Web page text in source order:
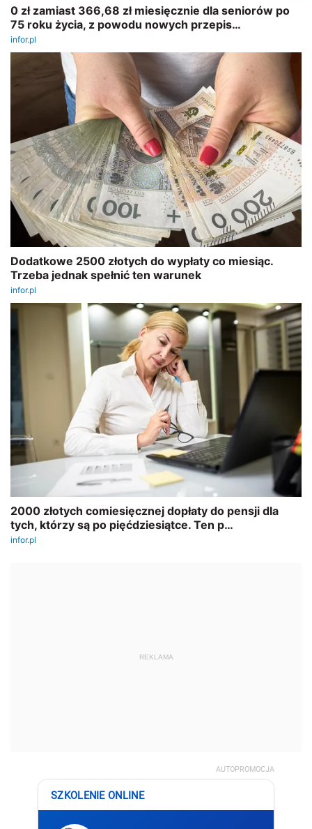
REKLAMA
AUTOPROMOCJA
SZKOLENIE ONLINE